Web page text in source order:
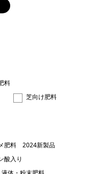
料
芝向け肥料
肥料 2024新製品
酸入り